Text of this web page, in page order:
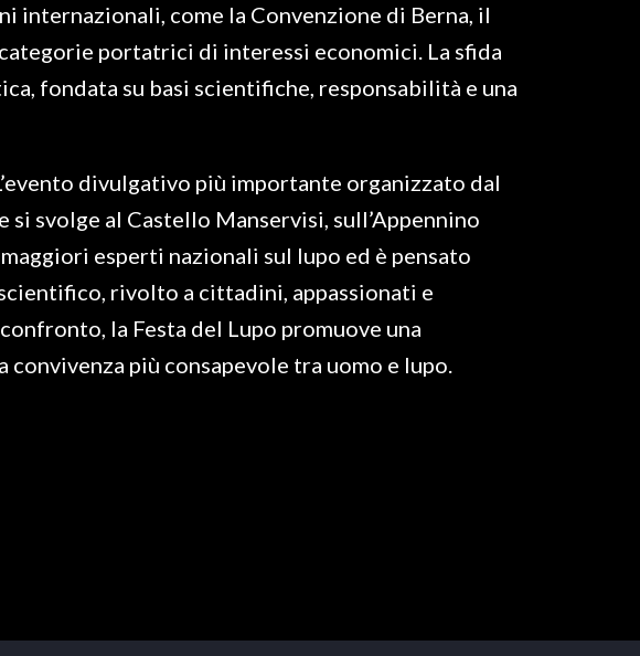
come la Convenzione di Berna, il
portatrici di interessi economici. La sfida
fondata su basi scientifiche, responsabilità e una
divulgativo più importante organizzato dal
svolge al Castello Manservisi, sull’Appennino
esperti nazionali sul lupo ed è pensato
rivolto a cittadini, appassionati e
la Festa del Lupo promuove una
più consapevole tra uomo e lupo.